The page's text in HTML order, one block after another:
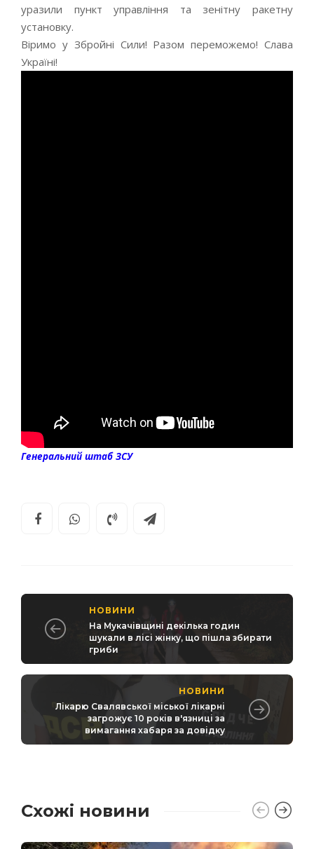
уразили пункт управління та зенітну ракетну
установку.
Віримо у Збройні Сили! Разом переможемо! Слава
Україні!
Генеральний штаб ЗСУ
НОВИНИ
На Мукачівщині декілька годин
шукали в лісі жінку, що пішла збирати
гриби
НОВИНИ
Лікарю Свалявської міської лікарні
загрожує 10 років в'язниці за
вимагання хабаря за довідку
Схожі новини